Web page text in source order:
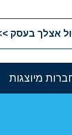
אצלך בעסק
מיוצגות